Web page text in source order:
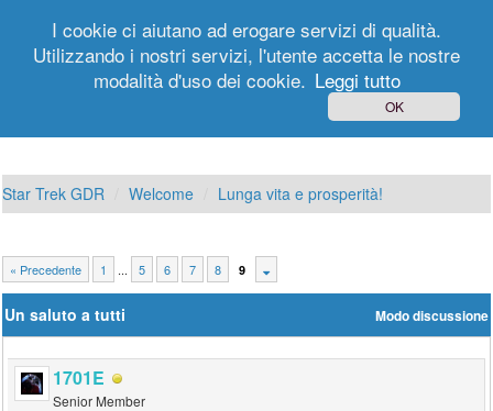
Registrati
Star Trek GDR Welcome Lunga vita e prosperità!
« Precedente 1 ... 5 6 7 8 9
Modo discussione
Un saluto a tutti
1701E
Senior Member
I cookie ci aiutano ad erogare servizi di qualità.
Utilizzando i nostri servizi, l'utente accetta le nostre
modalità d'uso dei cookie. Leggi tutto
OK